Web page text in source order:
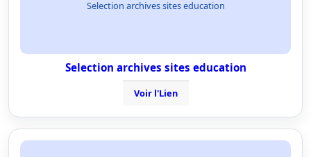
Selection archives sites education
Selection archives sites education
Voir l'Lien